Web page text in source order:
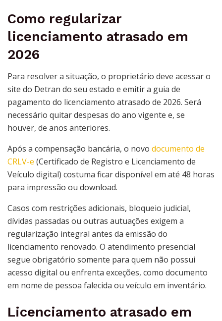
Como regularizar
licenciamento atrasado em
2026
Para resolver a situação, o proprietário deve acessar o
site do Detran do seu estado e emitir a guia de
pagamento do licenciamento atrasado de 2026. Será
necessário quitar despesas do ano vigente e, se
houver, de anos anteriores.
Após a compensação bancária, o novo documento de
CRLV-e (Certificado de Registro e Licenciamento de
Veículo digital) costuma ficar disponível em até 48 horas
para impressão ou download.
Casos com restrições adicionais, bloqueio judicial,
dívidas passadas ou outras autuações exigem a
regularização integral antes da emissão do
licenciamento renovado. O atendimento presencial
segue obrigatório somente para quem não possui
acesso digital ou enfrenta exceções, como documento
em nome de pessoa falecida ou veículo em inventário.
Licenciamento atrasado em